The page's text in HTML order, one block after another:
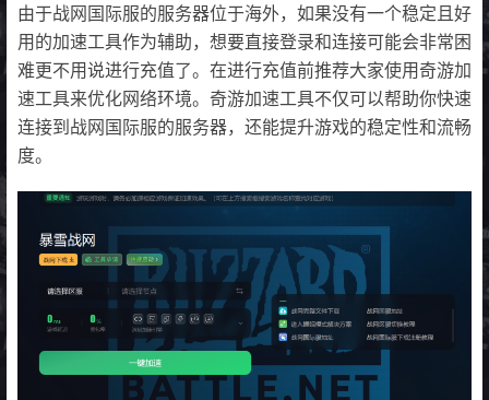
由于战网国际服的服务器位于海外，如果没有一个稳定且好
用的加速工具作为辅助，想要直接登录和连接可能会非常困
难更不用说进行充值了。在进行充值前推荐大家使用奇游加
速工具来优化网络环境。奇游加速工具不仅可以帮助你快速
连接到战网国际服的服务器，还能提升游戏的稳定性和流畅
度。